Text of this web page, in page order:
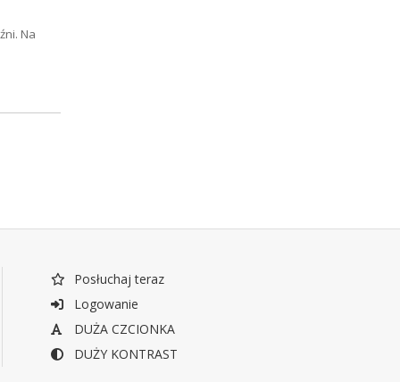
Na
Posłuchaj teraz
Logowanie
DUŻA CZCIONKA
DUŻY KONTRAST